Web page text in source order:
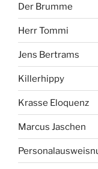
Der Brumme
Herr Tommi
Jens Bertrams
Killerhippy
Krasse Eloquenz
Marcus Jaschen